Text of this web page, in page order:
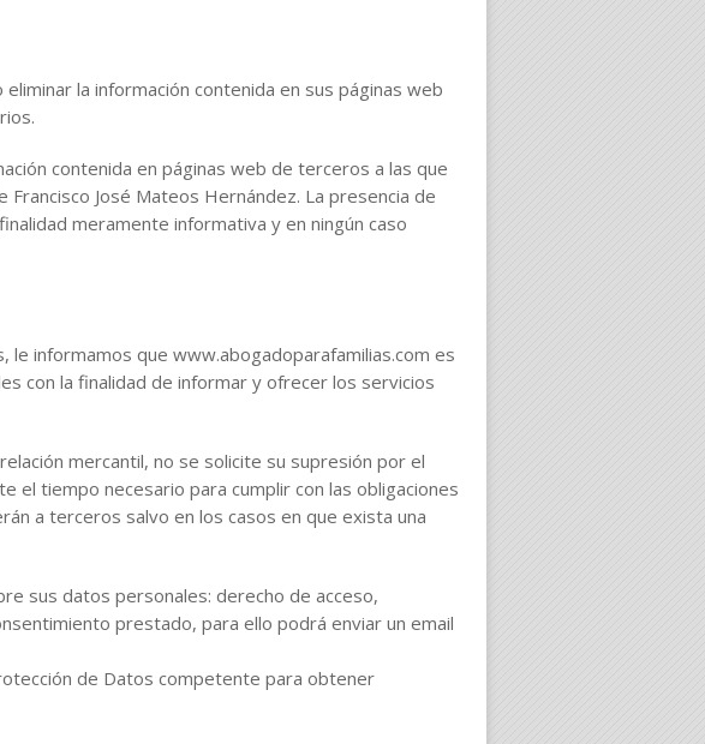
la información contenida en sus páginas web
contenida en páginas web de terceros a las que
José Mateos Hernández. La presencia de
meramente informativa y en ningún caso
informamos que www.abogadoparafamilias.com es
con la finalidad de informar y ofrecer los servicios
mercantil, no se solicite su supresión por el
el tiempo necesario para cumplir con las obligaciones
a terceros salvo en los casos en que exista una
sus datos personales: derecho de acceso,
prestado, para ello podrá enviar un email
de Datos competente para obtener